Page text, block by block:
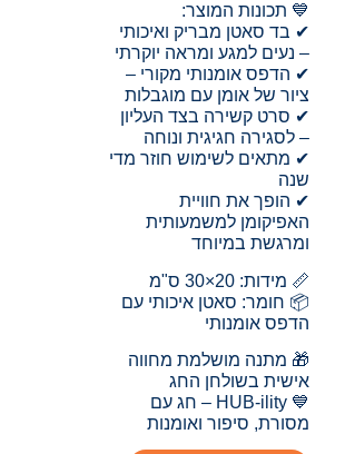
💙 תכונות המוצר:
✔ בד סאטן מבריק ואיכותי
– נעים למגע ומראה יוקרתי
✔ הדפס אומנותי מקורי –
ציור של אומן עם מוגבלות
✔ סרט קשירה בצד העליון
– לסגירה חגיגית ונוחה
✔ מתאים לשימוש חוזר מדי
שנה
✔ הופך את חוויית
האפיקומן למשמעותית
ומרגשת במיוחד
📏 מידות: 20×30 ס"מ
📦 חומר: סאטן איכותי עם
הדפס אומנותי
🎁 מתנה מושלמת מחווה
אישית בשולחן החג
💙 HUB-ility – חג עם
מסורת, סיפור ואומנות